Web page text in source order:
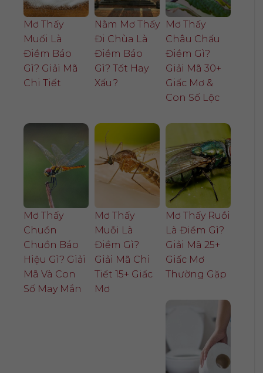
Mơ Thấy
Muối Là
Điềm Báo
Gì? Giải Mã
Chi Tiết
Nằm Mơ Thấy
Đi Chùa Là
Điềm Báo
Gì? Tốt Hay
Xấu?
Mơ Thấy
Châu Chấu
Điềm Gì?
Giải Mã 30+
Giấc Mơ &
Con Số Lộc
Mơ Thấy
Chuồn
Chuồn Báo
Hiệu Gì? Giải
Mã Và Con
Số May Mắn
Mơ Thấy
Muỗi Là
Điềm Gì?
Giải Mã Chi
Tiết 15+ Giấc
Mơ
Mơ Thấy Ruồi
Là Điềm Gì?
Giải Mã 25+
Giấc Mơ
Thường Gặp